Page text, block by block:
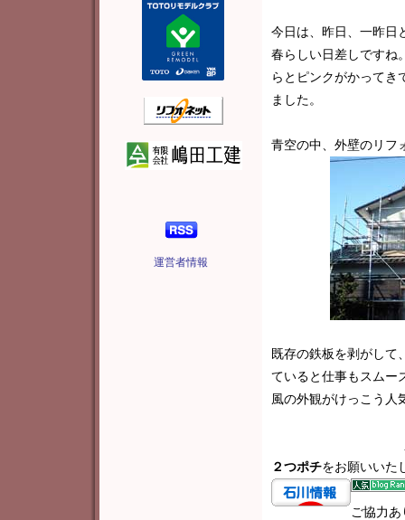
運営者情報
今日は、昨日、一昨日
春らしい日差しですね
らとピンクがかってき
ました。
青空の中、外壁のリフ
既存の鉄板を剥がして
ていると仕事もスムー
風の外観がけっこう人
２つポチをお願いいた
ご協力